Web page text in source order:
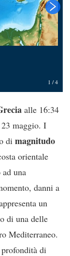
1 /4
alle 16:34
maggio. I
di magnitudo
orientale
ad una
danni a
un
di una delle
Mediterraneo.
di